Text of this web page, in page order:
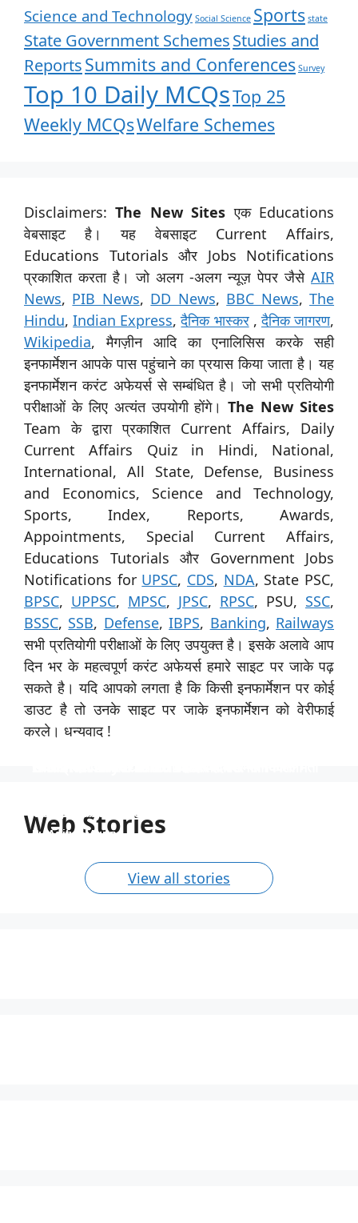
Science and Technology Social Science Sports state
State Government SchemesStudies and
ReportsSummits and Conferences Survey
Top 10 Daily MCQsTop 25
Weekly MCQsWelfare Schemes
Disclaimers:The New Sites एक Educations
वेबसाइट है। यह वेबसाइट Current Affairs,
Educations Tutorials और Jobs Notifications
प्रकाशित करता है। जो अलग -अलग न्यूज़ पेपर जैसे AIR
News, PIB News, DD News, BBC News,The
Hindu,Indian Express,दैनिक भास्कर,दैनिक जागरण,
Wikipedia, मैगज़ीन आदि का एनालिसिस करके सही
इनफार्मेशन आपके पास पहुंचाने का प्रयास किया जाता है। यह
इनफार्मेशन करंट अफेयर्स से सम्बंधित है। जो सभी प्रतियोगी
परीक्षाओं के लिए अत्यंत उपयोगी होंगे।The New Sites
Team के द्वारा प्रकाशित Current Affairs, Daily
Current Affairs Quiz in Hindi, National,
International, All State, Defense, Business
and Economics, Science and Technology,
Sports, Index, Reports, Awards,
Appointments, Special Current Affairs,
Educations Tutorials और Government Jobs
Notifications for UPSC, CDS, NDA, State PSC,
BPSC, UPPSC, MPSC, JPSC, RPSC, PSU, SSC,
BSSC, SSB, Defense,IBPS, Banking, Railways
सभी प्रतियोगी परीक्षाओं के लिए उपयुक्त है। इसके अलावे आप
दिन भर के महत्वपूर्ण करंट अफेयर्स हमारे साइट पर जाके पढ़
सकते है। यदि आपको लगता है कि किसी इनफार्मेशन पर कोई
डाउट है तो उनके साइट पर जाके इनफार्मेशन को वेरीफाई
करले। धन्यवाद !
Web Stories
सीमा 62 साल तक, साढ़े 4 लाख रुपये की सैलरी।
By Aditya Munna
40 साल तक और 1 लाख से अधिक की सैलरी।
By Aditya Munna
और 90 हजार रुपये से अधिक की सैलरी
By Aditya Munna
अवसर, वेतन 56 हजार तक
By Aditya Munna
1,80,000 तक
By Aditya Munna
View all stories